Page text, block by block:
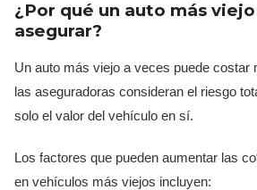
¿Por qué un auto más
asegurar?
Un auto más viejo a veces puede costar
las aseguradoras consideran el riesgo
solo el valor del vehículo en sí.
Los factores que pueden aumentar las
en vehículos más viejos incluyen: